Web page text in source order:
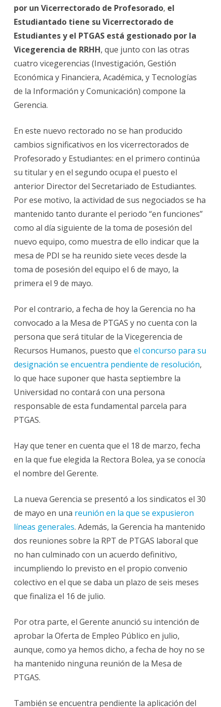
por un Vicerrectorado de Profesorado, el
Estudiantado tiene su Vicerrectorado de
Estudiantes y el PTGAS está gestionado por la
Vicegerencia de RRHH, que junto con las otras
cuatro vicegerencias (Investigación, Gestión
Económica y Financiera, Académica, y Tecnologías
de la Información y Comunicación) compone la
Gerencia.
En este nuevo rectorado no se han producido
cambios significativos en los vicerrectorados de
Profesorado y Estudiantes: en el primero continúa
su titular y en el segundo ocupa el puesto el
anterior Director del Secretariado de Estudiantes.
Por ese motivo, la actividad de sus negociados se ha
mantenido tanto durante el periodo “en funciones”
como al día siguiente de la toma de posesión del
nuevo equipo, como muestra de ello indicar que la
mesa de PDI se ha reunido siete veces desde la
toma de posesión del equipo el 6 de mayo, la
primera el 9 de mayo.
Por el contrario, a fecha de hoy la Gerencia no ha
convocado a la Mesa de PTGAS y no cuenta con la
persona que será titular de la Vicegerencia de
Recursos Humanos, puesto que el concurso para su
designación se encuentra pendiente de resolución,
lo que hace suponer que hasta septiembre la
Universidad no contará con una persona
responsable de esta fundamental parcela para
PTGAS.
Hay que tener en cuenta que el 18 de marzo, fecha
en la que fue elegida la Rectora Bolea, ya se conocía
el nombre del Gerente.
La nueva Gerencia se presentó a los sindicatos el 30
de mayo en una reunión en la que se expusieron
líneas generales. Además, la Gerencia ha mantenido
dos reuniones sobre la RPT de PTGAS laboral que
no han culminado con un acuerdo definitivo,
incumpliendo lo previsto en el propio convenio
colectivo en el que se daba un plazo de seis meses
que finaliza el 16 de julio.
Por otra parte, el Gerente anunció su intención de
aprobar la Oferta de Empleo Público en julio,
aunque, como ya hemos dicho, a fecha de hoy no se
ha mantenido ninguna reunión de la Mesa de
PTGAS.
También se encuentra pendiente la aplicación del